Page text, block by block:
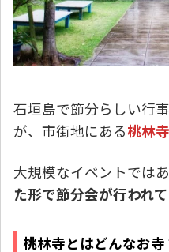
石垣島で節分らしい行
が、市街地にある桃林寺
大規模なイベントではあ
た形で節分会が行われて
桃林寺とはどんなお寺